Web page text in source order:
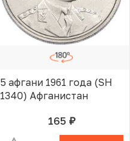
5 афгани 1961 года (SH
1340) Афганистан
165 руб.В КОРЗИНЕ